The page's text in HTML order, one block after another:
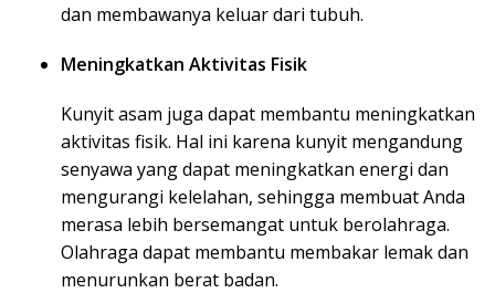
dan membawanya keluar dari tubuh.
Meningkatkan Aktivitas Fisik
Kunyit asam juga dapat membantu meningkatkan
aktivitas fisik. Hal ini karena kunyit mengandung
senyawa yang dapat meningkatkan energi dan
mengurangi kelelahan, sehingga membuat Anda
merasa lebih bersemangat untuk berolahraga.
Olahraga dapat membantu membakar lemak dan
menurunkan berat badan.